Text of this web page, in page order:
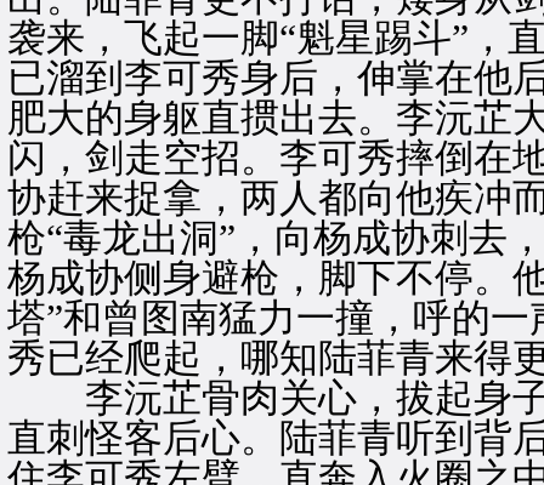
袭来，飞起一脚“魁星踢斗”，
已溜到李可秀身后，伸掌在他
肥大的身躯直掼出去。李沅芷
闪，剑走空招。李可秀摔倒在
协赶来捉拿，两人都向他疾冲
枪“毒龙出洞”，向杨成协刺去
杨成协侧身避枪，脚下不停。
塔”和曾图南猛力一撞，呼的
秀已经爬起，哪知陆菲青来得
李沅芷骨肉关心，拔起身子
直刺怪客后心。陆菲青听到背